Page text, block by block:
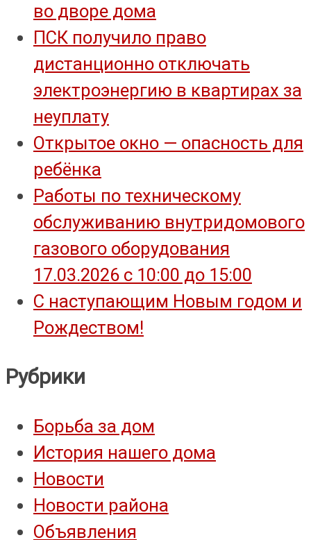
во дворе дома
ПСК получило право
дистанционно отключать
электроэнергию в квартирах за
неуплату
Открытое окно — опасность для
ребёнка
Работы по техническому
обслуживанию внутридомового
газового оборудования
17.03.2026 с 10:00 до 15:00
С наступающим Новым годом и
Рождеством!
Рубрики
Борьба за дом
История нашего дома
Новости
Новости района
Объявления